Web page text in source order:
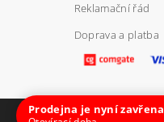
Reklamační řád
Doprava a platba
Prodejna je nyní zavřena